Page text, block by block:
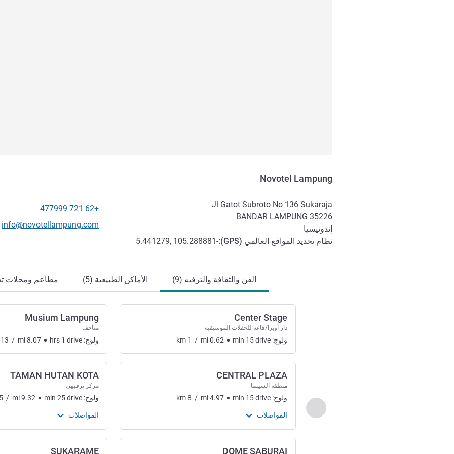
Novotel Lampung
Jl Gatot Subroto No 136 Sukaraja
35226
BANDAR LAMPUNG
إندونيسيا
نظام تحديد المواقع العالمي (GPS
):
-5.441279, 105.288881
الهاتف
+62 721 477999
تواصل معنا عبر البريد
info@novotellampung.com
الفن والثقافة والترفيه (9) الأماكن الطبيعية (5) مطاعم ومحلات
السابق - الفن والثقافة والترفيه
Center Stage
دار أوبرا/قاعة للحفلات الموسيقية
ولوج: km 1 / mi0.62 min 15drive
CENTRAL PLAZA
منطقة السينما
ولوج: km8 / mi4.97 min 15drive
المواصلات
DOME SABURAI
Musium Lampung
متاحف
ولوج: 13 / mi8.07 hrs 1 drive
TAMAN HUTAN KOTA
مركز ترفيهي
ولوج: / mi9.32 min 25drive
المواصلات
SUKARAME